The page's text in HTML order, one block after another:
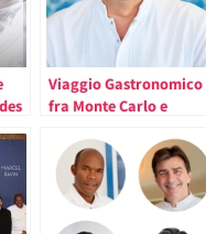
Viaggio Gastronomico
fra Monte Carlo e
Étoilés. Protagonisti gli
Chef Dominique Lory e
Davide Oldani